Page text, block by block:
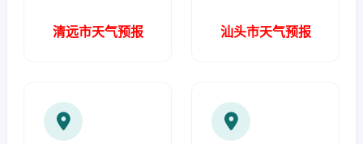
清远市天气预报 汕头市天气预报